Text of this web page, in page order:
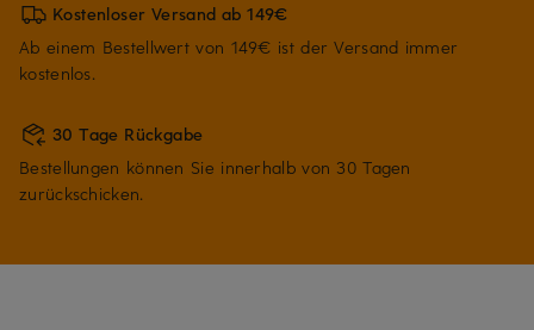
Kostenloser Versand ab 149€
Ab einem Bestellwert von 149€ ist der Versand immer
kostenlos.
30 Tage Rückgabe
Bestellungen können Sie innerhalb von 30 Tagen
zurückschicken.